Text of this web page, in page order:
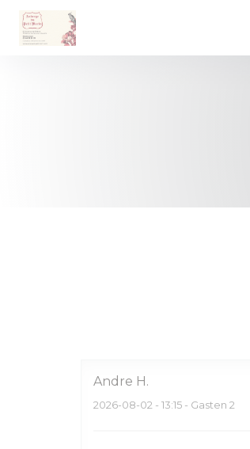
Cookies beheer paneel
Andre H
2026-08-02 - 13:15 - Gasten 2